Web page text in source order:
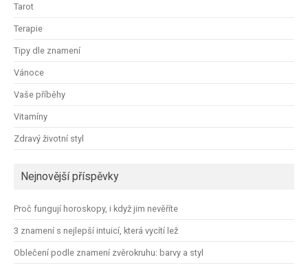
Tarot
Terapie
Tipy dle znamení
Vánoce
Vaše příběhy
Vitamíny
Zdravý životní styl
Nejnovější příspěvky
Proč fungují horoskopy, i když jim nevěříte
3 znamení s nejlepší intuicí, která vycítí lež
Oblečení podle znamení zvěrokruhu: barvy a styl